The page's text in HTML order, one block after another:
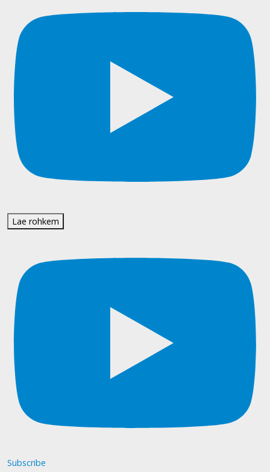
Lae rohkem
Subscribe